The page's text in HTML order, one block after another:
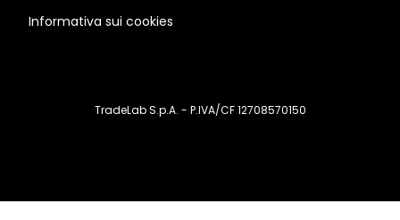
Informativa sui cookies
TradeLab S.p.A. - P.IVA/CF 12708570150